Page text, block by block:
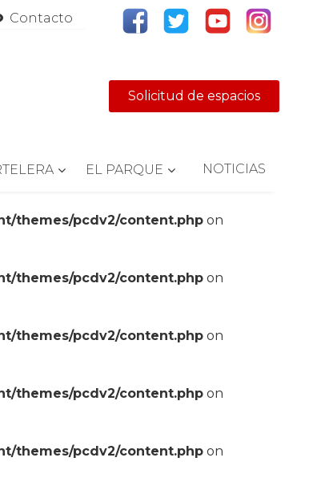
Contacto
Solicitud de espacios
EL PARQUE NOTICIAS
themes/pcdv2/content.php on
themes/pcdv2/content.php on
themes/pcdv2/content.php on
themes/pcdv2/content.php on
themes/pcdv2/content.php on